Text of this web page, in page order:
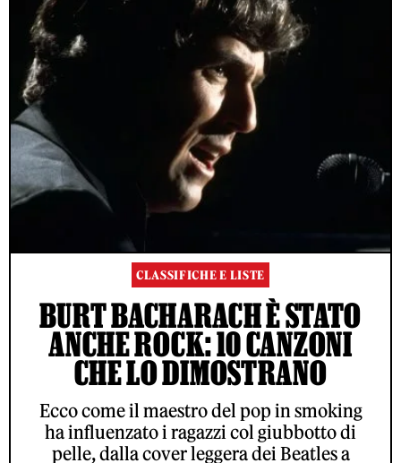
CLASSIFICHE E LISTE
BURT BACHARACH È STATO
ANCHE ROCK: 10 CANZONI
CHE LO DIMOSTRANO
Ecco come il maestro del pop in smoking
ha influenzato i ragazzi col giubbotto di
pelle, dalla cover leggera dei Beatles a